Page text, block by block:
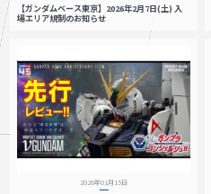
【ガンダムベース東京】2026年2月7日(土) 入
場エリア規制のお知らせ
2026年01月15日